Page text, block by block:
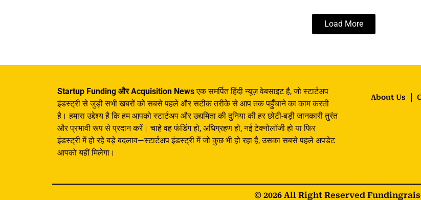
Load More
Startup Funding और Acquisition Newsएक समर्पित हिंदी न्यूज़ वेबसाइट है, जो स्टार्टअप
इंडस्ट्री से जुड़ी सभी खबरों को सबसे पहले और सटीक तरीके से आप तक पहुँचाने का काम करती
है। हमारा उद्देश्य है कि हम आपको स्टार्टअप और उद्यमिता की दुनिया की हर छोटी-बड़ी जानकारी तुरंत
और प्रभावी रूप से प्रदान करें। चाहे वह फंडिंग हो, अधिग्रहण हो, नई टेक्नोलॉजी हो या फिर
इंडस्ट्री में हो रहे बड़े बदलाव—स्टार्टअप इंडस्ट्री में जो कुछ भी हो रहा है, उसका सबसे पहले अपडेट
आपको यहीं मिलेगा।
About Us
© 2026 All Right Reserved